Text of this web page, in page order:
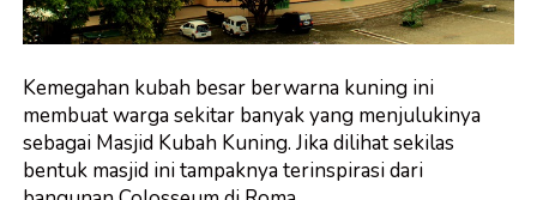
Kemegahan kubah besar berwarna kuning ini
membuat warga sekitar banyak yang menjulukinya
sebagai Masjid Kubah Kuning. Jika dilihat sekilas
bentuk masjid ini tampaknya terinspirasi dari